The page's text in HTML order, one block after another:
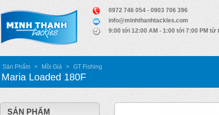
0972 746 054 - 0903 706 396
info@minhthanhtackles.com
9:00 tới 12:00 AM - 1:00 tới 7:00 PM từ
Sản Phẩm > Mồi Giả > GT Fishing
Maria Loaded 180F
SẢN PHẨM